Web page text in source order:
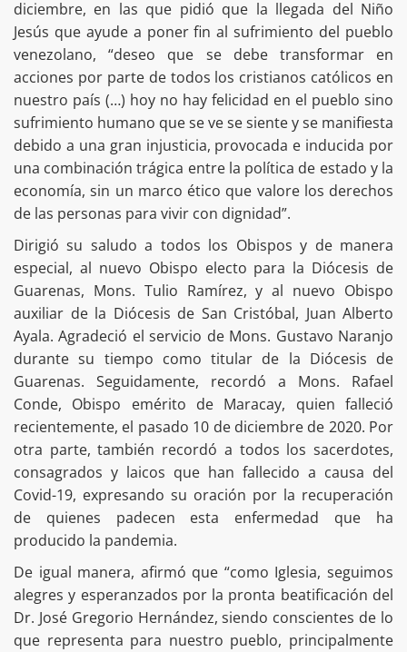
diciembre, en las que pidió que la llegada del Niño
Jesús que ayude a poner fin al sufrimiento del pueblo
venezolano, “deseo que se debe transformar en
acciones por parte de todos los cristianos católicos en
nuestro país (…) hoy no hay felicidad en el pueblo sino
sufrimiento humano que se ve se siente y se manifiesta
debido a una gran injusticia, provocada e inducida por
una combinación trágica entre la política de estado y la
economía, sin un marco ético que valore los derechos
de las personas para vivir con dignidad”.
Dirigió su saludo a todos los Obispos y de manera
especial, al nuevo Obispo electo para la Diócesis de
Guarenas, Mons. Tulio Ramírez, y al nuevo Obispo
auxiliar de la Diócesis de San Cristóbal, Juan Alberto
Ayala. Agradeció el servicio de Mons. Gustavo Naranjo
durante su tiempo como titular de la Diócesis de
Guarenas. Seguidamente, recordó a Mons. Rafael
Conde, Obispo emérito de Maracay, quien falleció
recientemente, el pasado 10 de diciembre de 2020. Por
otra parte, también recordó a todos los sacerdotes,
consagrados y laicos que han fallecido a causa del
Covid-19, expresando su oración por la recuperación
de quienes padecen esta enfermedad que ha
producido la pandemia.
De igual manera, afirmó que “como Iglesia, seguimos
alegres y esperanzados por la pronta beatificación del
Dr. José Gregorio Hernández, siendo conscientes de lo
que representa para nuestro pueblo, principalmente